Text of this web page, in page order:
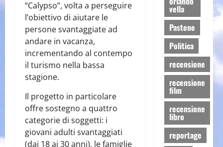
“Calypso”, volta a perseguire
l’obiettivo di aiutare le
persone svantaggiate ad
andare in vacanza,
incrementando al contempo
il turismo nella bassa
stagione.
Il progetto in particolare
offre sostegno a quattro
categorie di soggetti: i
giovani adulti svantaggiati
(dai 18 ai 30 anni), le famiglie
vella
Pastene
Politica
recensione
recensione
film
recensione
libro
reportage